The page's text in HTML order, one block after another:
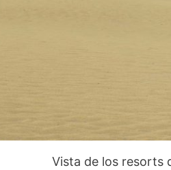
Vista de los resorts